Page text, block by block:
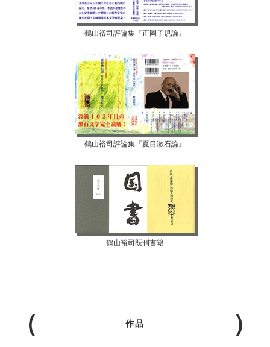
鶴山裕司評論集『正岡子規論』
鶴山裕司評論集『夏目漱石論』
鶴山裕司既刊書籍
作品